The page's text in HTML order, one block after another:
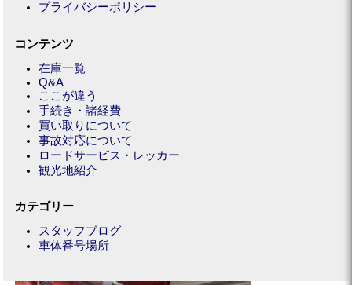
プライバシーポリシー
コンテンツ
在庫一覧
Q&A
ここが違う
手続き・諸経費
買い取りについて
事故対応について
ロードサービス・レッカー
観光地紹介
カテゴリー
スタッフブログ
車体番号場所